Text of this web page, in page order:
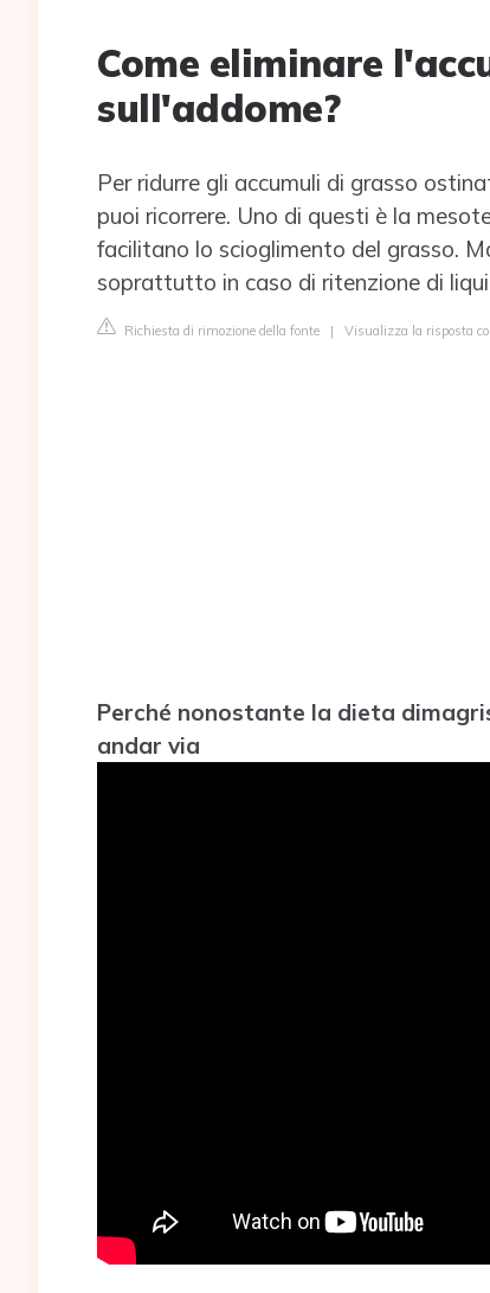
Come eliminare
sull'addome?
Per ridurre gli accumuli di grasso
puoi ricorrere. Uno di questi è la
facilitano lo scioglimento del grasso.
soprattutto in caso di ritenzione di
Richiesta di rimozione della fonte | Visualizza la risposta
Perché nonostante la dieta
andar via